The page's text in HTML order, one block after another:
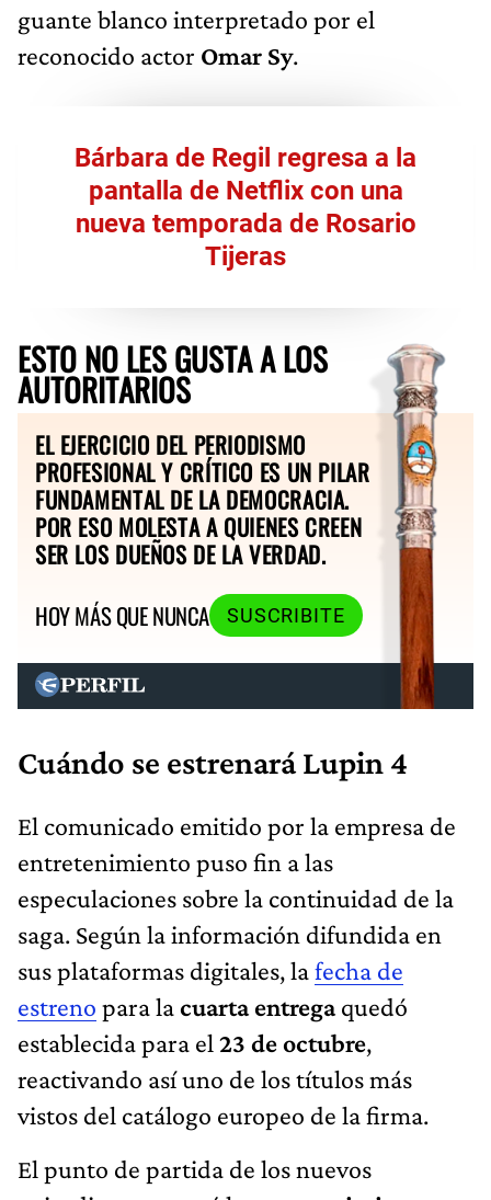
guante blanco interpretado por el
reconocido actor Omar Sy.
Bárbara de Regil regresa a la
pantalla de Netflix con una
nueva temporada de Rosario
Tijeras
ESTO NO LES GUSTA A LOS
AUTORITARIOS
EL EJERCICIO DEL PERIODISMO
PROFESIONAL Y CRÍTICO ES UN PILAR
FUNDAMENTAL DE LA DEMOCRACIA.
POR ESO MOLESTA A QUIENES CREEN
SER LOS DUEÑOS DE LA VERDAD.
HOY MÁS QUE NUNCA
SUSCRIBITE
Cuándo se estrenará Lupin 4
El comunicado emitido por la empresa de
entretenimiento puso fin a las
especulaciones sobre la continuidad de la
saga. Según la información difundida en
sus plataformas digitales, lafecha de
estreno para lacuarta entregaquedó
establecida para el 23 de octubre,
reactivando así uno de los títulos más
vistos del catálogo europeo de la firma.
El punto de partida de los nuevos